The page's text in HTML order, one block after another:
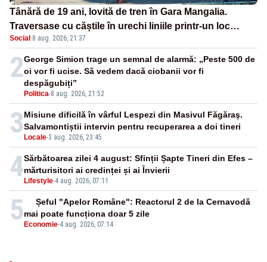
Tânără de 19 ani, lovită de tren în Gara Mangalia.
Traversase cu căștile în urechi liniile printr-un loc
nepermis
Social ·8 aug. 2026, 21:37
2
Politica-8 aug. 2026, 21:52
George Simion trage un semnal de alarmă: „Peste 500 de
oi vor fi ucise. Să vedem dacă ciobanii vor fi
despăgubiți”
3 Locale-3 aug. 2026, 23:45
Misiune dificilă în vârful Lespezi din Masivul Făgăraş.
Salvamontiștii intervin pentru recuperarea a doi tineri
4 Lifestyle-4 aug. 2026, 07:11
Sărbătoarea zilei 4 august: Sfinții Șapte Tineri din Efes –
mărturisitori ai credinței și ai Învierii
5 Economie-4 aug. 2026, 07:14
Șeful "Apelor Române": Reactorul 2 de la Cernavodă
mai poate funcționa doar 5 zile